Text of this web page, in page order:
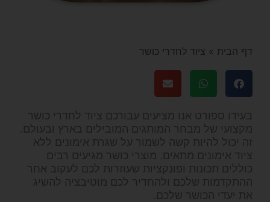
דף הבית » ציוד לחדרי כושר
בעידו ספורט אנו מציעים עבורכם ציוד לחדרי כושר
מקצועי של מבחר המותגים המובילים בארץ ובעולם.
זה יכול להיות קשה לשמור על שגרת אימונים ללא
ציוד אימונים מתאים. מוצרי כושר מגיעים רבים
כוללים תכונות ופונקציות שעוזרות לכם לעקוב אחר
ההתקדמות שלכם ולהחדיר לכם מוטיבציה להשיג
את יעדי הכושר שלכם.